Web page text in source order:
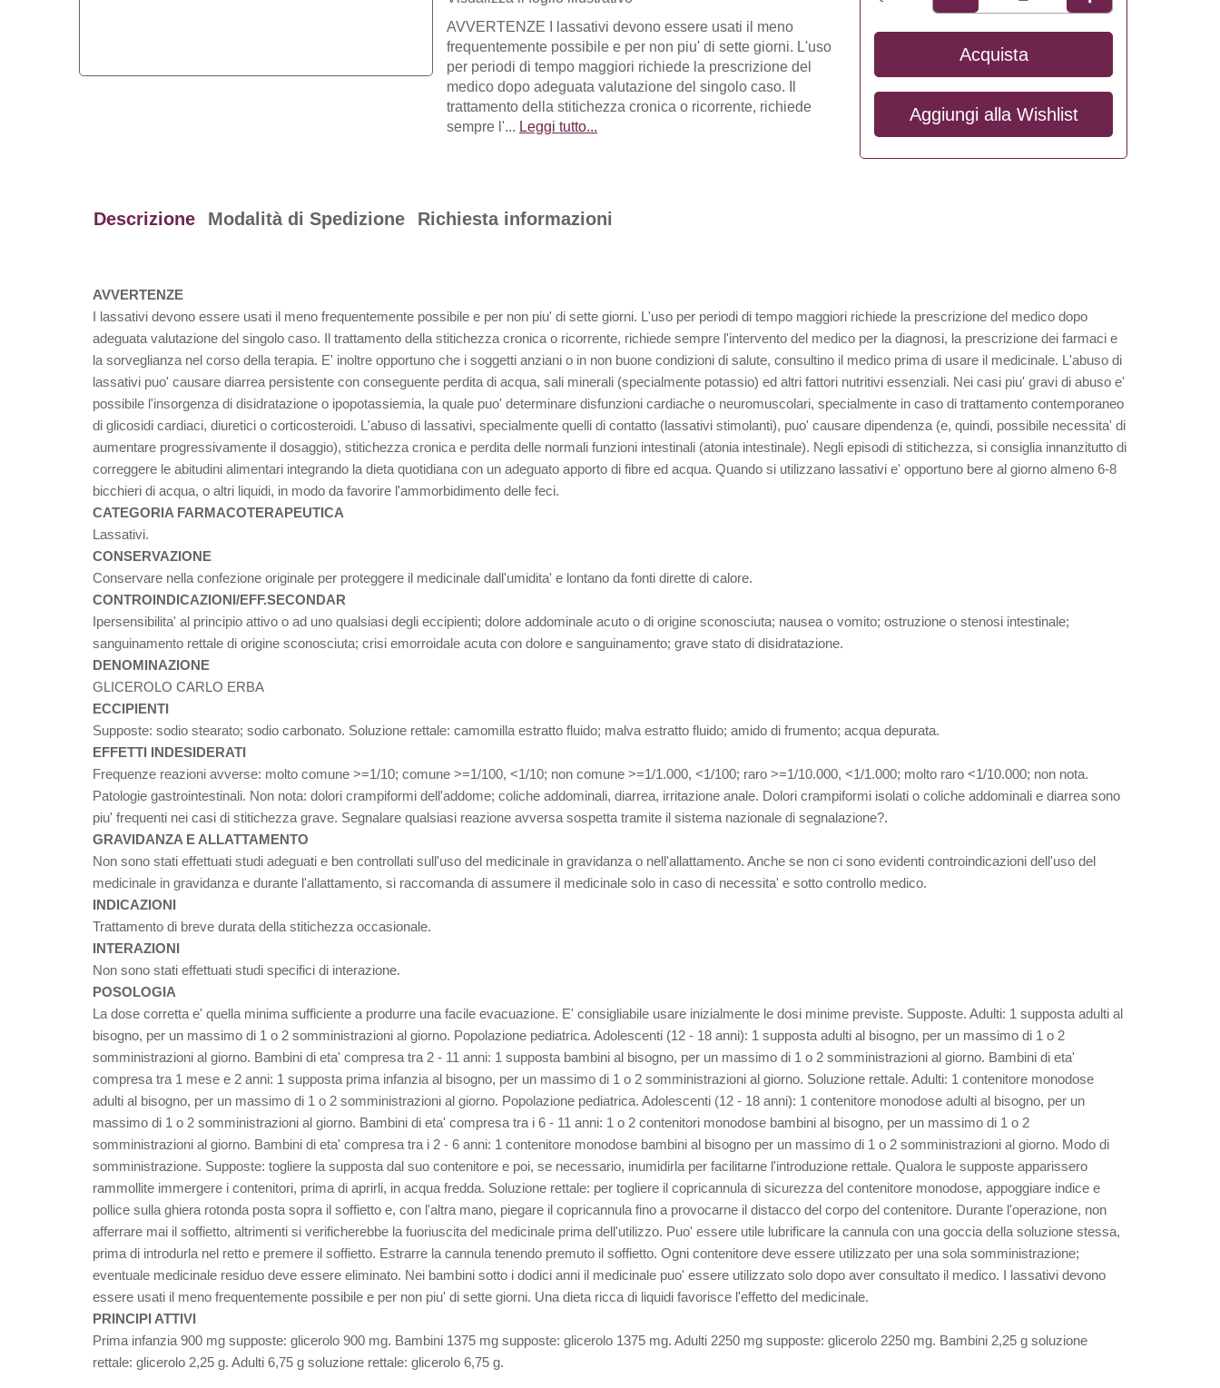
AVVERTENZE I lassativi devono essere usati il meno
frequentemente possibile e per non piu' di sette giorni. L'uso
per periodi di tempo maggiori richiede la prescrizione del
medico dopo adeguata valutazione del singolo caso. Il
trattamento della stitichezza cronica o ricorrente, richiede
sempre l'... Leggi tutto...
Acquista
Aggiungi alla Wishlist
Descrizione Modalità di Spedizione Richiesta informazioni
AVVERTENZE
I lassativi devono essere usati il meno frequentemente possibile e per non piu' di sette giorni. L'uso per periodi di tempo maggiori richiede la prescrizione del medico dopo
adeguata valutazione del singolo caso. Il trattamento della stitichezza cronica o ricorrente, richiede sempre l'intervento del medico per la diagnosi, la prescrizione dei farmaci e
la sorveglianza nel corso della terapia. E' inoltre opportuno che i soggetti anziani o in non buone condizioni di salute, consultino il medico prima di usare il medicinale. L'abuso di
lassativi puo' causare diarrea persistente con conseguente perdita di acqua, sali minerali (specialmente potassio) ed altri fattori nutritivi essenziali. Nei casi piu' gravi di abuso e'
possibile l'insorgenza di disidratazione o ipopotassiemia, la quale puo' determinare disfunzioni cardiache o neuromuscolari, specialmente in caso di trattamento contemporaneo
di glicosidi cardiaci, diuretici o corticosteroidi. L'abuso di lassativi, specialmente quelli di contatto (lassativi stimolanti), puo' causare dipendenza (e, quindi, possibile necessita' di
aumentare progressivamente il dosaggio), stitichezza cronica e perdita delle normali funzioni intestinali (atonia intestinale). Negli episodi di stitichezza, si consiglia innanzitutto di
correggere le abitudini alimentari integrando la dieta quotidiana con un adeguato apporto di fibre ed acqua. Quando si utilizzano lassativi e' opportuno bere al giorno almeno 6-8
bicchieri di acqua, o altri liquidi, in modo da favorire l'ammorbidimento delle feci.
CATEGORIA FARMACOTERAPEUTICA
Lassativi.
CONSERVAZIONE
Conservare nella confezione originale per proteggere il medicinale dall'umidita' e lontano da fonti dirette di calore.
CONTROINDICAZIONI/EFF.SECONDAR
Ipersensibilita' al principio attivo o ad uno qualsiasi degli eccipienti; dolore addominale acuto o di origine sconosciuta; nausea o vomito; ostruzione o stenosi intestinale;
sanguinamento rettale di origine sconosciuta; crisi emorroidale acuta con dolore e sanguinamento; grave stato di disidratazione.
DENOMINAZIONE
GLICEROLO CARLO ERBA
ECCIPIENTI
Supposte: sodio stearato; sodio carbonato. Soluzione rettale: camomilla estratto fluido; malva estratto fluido; amido di frumento; acqua depurata.
EFFETTI INDESIDERATI
Frequenze reazioni avverse: molto comune >=1/10; comune >=1/100, <1/10; non comune >=1/1.000, <1/100; raro >=1/10.000, <1/1.000; molto raro <1/10.000; non nota.
Patologie gastrointestinali. Non nota: dolori crampiformi dell'addome; coliche addominali, diarrea, irritazione anale. Dolori crampiformi isolati o coliche addominali e diarrea sono
piu' frequenti nei casi di stitichezza grave. Segnalare qualsiasi reazione avversa sospetta tramite il sistema nazionale di segnalazione?.
GRAVIDANZA E ALLATTAMENTO
Non sono stati effettuati studi adeguati e ben controllati sull'uso del medicinale in gravidanza o nell'allattamento. Anche se non ci sono evidenti controindicazioni dell'uso del
medicinale in gravidanza e durante l'allattamento, si raccomanda di assumere il medicinale solo in caso di necessita' e sotto controllo medico.
INDICAZIONI
Trattamento di breve durata della stitichezza occasionale.
INTERAZIONI
Non sono stati effettuati studi specifici di interazione.
POSOLOGIA
La dose corretta e' quella minima sufficiente a produrre una facile evacuazione. E' consigliabile usare inizialmente le dosi minime previste. Supposte. Adulti: 1 supposta adulti al
bisogno, per un massimo di 1 o 2 somministrazioni al giorno. Popolazione pediatrica. Adolescenti (12 - 18 anni): 1 supposta adulti al bisogno, per un massimo di 1 o 2
somministrazioni al giorno. Bambini di eta' compresa tra 2 - 11 anni: 1 supposta bambini al bisogno, per un massimo di 1 o 2 somministrazioni al giorno. Bambini di eta'
compresa tra 1 mese e 2 anni: 1 supposta prima infanzia al bisogno, per un massimo di 1 o 2 somministrazioni al giorno. Soluzione rettale. Adulti: 1 contenitore monodose
adulti al bisogno, per un massimo di 1 o 2 somministrazioni al giorno. Popolazione pediatrica. Adolescenti (12 - 18 anni): 1 contenitore monodose adulti al bisogno, per un
massimo di 1 o 2 somministrazioni al giorno. Bambini di eta' compresa tra i 6 - 11 anni: 1 o 2 contenitori monodose bambini al bisogno, per un massimo di 1 o 2
somministrazioni al giorno. Bambini di eta' compresa tra i 2 - 6 anni: 1 contenitore monodose bambini al bisogno per un massimo di 1 o 2 somministrazioni al giorno. Modo di
somministrazione. Supposte: togliere la supposta dal suo contenitore e poi, se necessario, inumidirla per facilitarne l'introduzione rettale. Qualora le supposte apparissero
rammollite immergere i contenitori, prima di aprirli, in acqua fredda. Soluzione rettale: per togliere il copricannula di sicurezza del contenitore monodose, appoggiare indice e
pollice sulla ghiera rotonda posta sopra il soffietto e, con l'altra mano, piegare il copricannula fino a provocarne il distacco del corpo del contenitore. Durante l'operazione, non
afferrare mai il soffietto, altrimenti si verificherebbe la fuoriuscita del medicinale prima dell'utilizzo. Puo' essere utile lubrificare la cannula con una goccia della soluzione stessa,
prima di introdurla nel retto e premere il soffietto. Estrarre la cannula tenendo premuto il soffietto. Ogni contenitore deve essere utilizzato per una sola somministrazione;
eventuale medicinale residuo deve essere eliminato. Nei bambini sotto i dodici anni il medicinale puo' essere utilizzato solo dopo aver consultato il medico. I lassativi devono
essere usati il meno frequentemente possibile e per non piu' di sette giorni. Una dieta ricca di liquidi favorisce l'effetto del medicinale.
PRINCIPI ATTIVI
Prima infanzia 900 mg supposte: glicerolo 900 mg. Bambini 1375 mg supposte: glicerolo 1375 mg. Adulti 2250 mg supposte: glicerolo 2250 mg. Bambini 2,25 g soluzione
rettale: glicerolo 2,25 g. Adulti 6,75 g soluzione rettale: glicerolo 6,75 g.